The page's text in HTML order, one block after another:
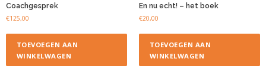
Coachgesprek
€125,00
TOEVOEGEN AAN
WINKELWAGEN
En nu echt! – het boek
€20,00
TOEVOEGEN AAN
WINKELWAGEN